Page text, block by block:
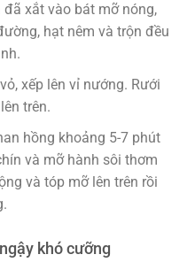
đã xắt vào bát mỡ nóng,
hạt nêm và trộn đều
xếp lên vỉ nướng. Rưới
trên.
hồng khoảng 5-7 phút
và mỡ hành sôi thơm
và tóp mỡ lên trên rồi
khó cưỡng